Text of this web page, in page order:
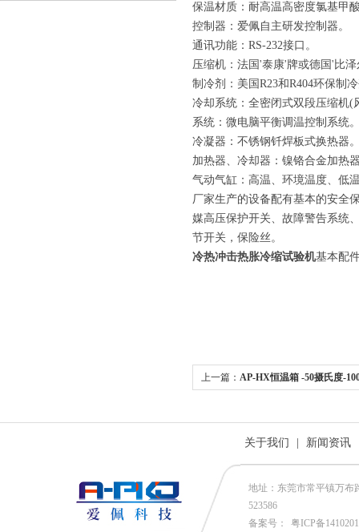
保温材质：耐高温高密度氯基甲
控制器：爱佩自主研发控制器。
通讯功能： RS-232接口。
压缩机：法国 '泰康'牌或德国'比泽
制冷剂：美国 R23和R404环保制
冷却系统：全密闭式双段压缩机(
系统：微电脑平衡调温控制系统
冷凝器：不锈钢钎焊板式换热器
加热器、冷却器：镍铬合金加热
气动气缸：高温、环境温度、低
厂家生产的设备配有基本的安全
媒高压保护开关、故障警告系统
节开关，保险丝。
冷热冲击热胀冷缩试验机基本配
上一篇： AP-HX恒温箱 -50摄氏度-
关于我们 新闻资讯
地址：东莞市常平镇万布
523586
备案号：
粤ICP备